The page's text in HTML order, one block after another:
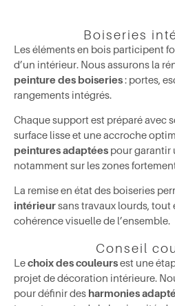
Boiseries
Les éléments en bois participent
d’un intérieur. Nous assurons la
peinture des boiseries: portes,
rangements intégrés.
Chaque support est préparé avec
surface lisse et une accroche
peintures adaptées pour garantir
notamment sur les zones
La remise en état des boiseries
intérieursans travaux lourds, tout
cohérence visuelle de l’ensemble.
Conseil
Lechoix des couleursest une
projet de décoration intérieure.
pour définir des harmonies